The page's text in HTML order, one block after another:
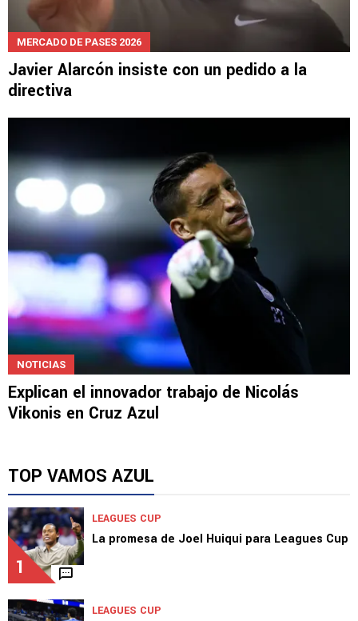
MERCADO DE PASES 2026
Javier Alarcón insiste con un pedido a la
directiva
NOTICIAS
Explican el innovador trabajo de Nicolás
Vikonis en Cruz Azul
TOP VAMOS AZUL
1
LEAGUES CUP
La promesa de Joel Huiqui para Leagues Cup
LEAGUES CUP